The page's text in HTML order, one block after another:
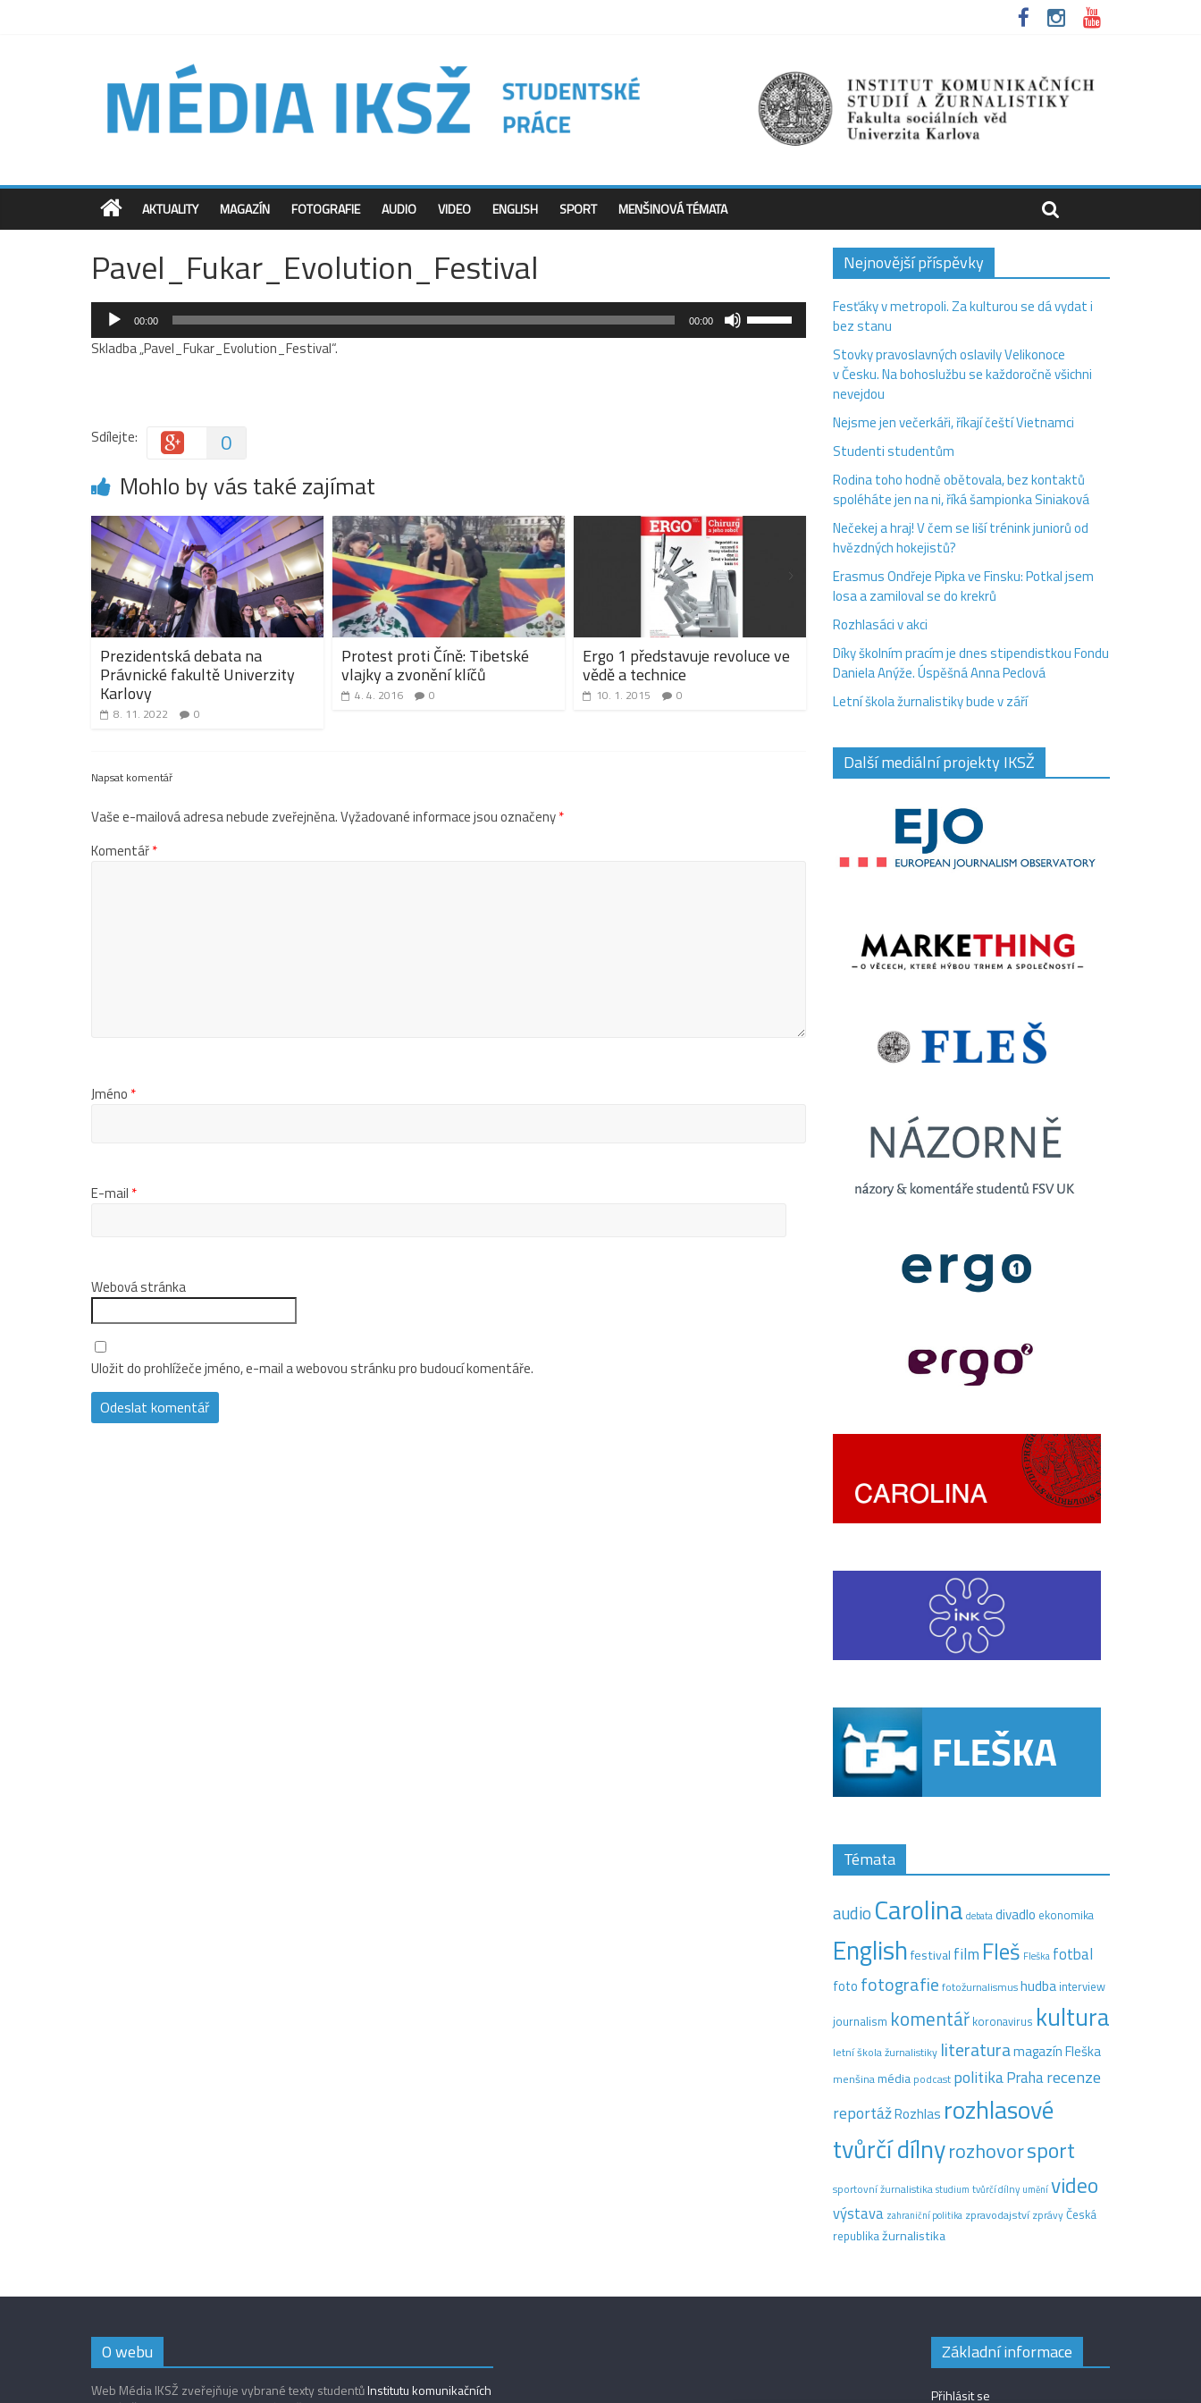
AKTUALITY MAGAZÍN FOTOGRAFIE AUDIO VIDEO ENGLISH SPORT MENŠINOVÁ TÉMATA
Pavel_Fukar_Evolution_Festival
Audio
přehrávač
00:00 00:00
Skladba „Pavel_Fukar_Evolution_Festival“.
Sdílejte: 0
Mohlo by vás také zajímat
Prezidentská debata na
Právnické fakultě Univerzity
Karlovy
8. 11. 2022 0
Protest proti Číně: Tibetské
vlajky a zvonění klíčů
4. 4. 2016 0
Ergo 1 představuje revoluce ve
vědě a technice
10. 1. 2015 0
Napsat komentář
Vaše e-mailová adresa nebude zveřejněna.Vyžadované informace jsou označeny*
Komentář*
Jméno *
E-mail *
Webová stránka
Uložit do prohlížeče jméno, e-mail a webovou stránku pro budoucí komentáře.
Nejnovější příspěvky
Fesťáky v metropoli. Za kulturou se dá vydat i
bez stanu
Stovky pravoslavných oslavily Velikonoce
v Česku. Na bohoslužbu se každoročně všichni
nevejdou
Nejsme jen večerkáři, říkají čeští Vietnamci
Studenti studentům
Rodina toho hodně obětovala, bez kontaktů
spoléháte jen na ni, říká šampionka Siniaková
Nečekej a hraj! V čem se liší trénink juniorů od
hvězdných hokejistů?
Erasmus Ondřeje Pipka ve Finsku: Potkal jsem
losa a zamiloval se do krekrů
Rozhlasáci v akci
Díky školním pracím je dnes stipendistkou Fondu
Daniela Anýže. Úspěšná Anna Peclová
Letní škola žurnalistiky bude v září
Další mediální projekty IKSŽ
Témata
audio Carolina debatadivadlo ekonomika
Englishfestival film Fleš Fleška fotbal
foto fotografie fotožurnalismushudba interview
journalism komentář koronavirus kultura
letní škola žurnalistiky literaturamagazín Fleška
menšinamédia podcast politikaPraharecenze
reportážRozhlas rozhlasové
tvůrčí dílnyrozhovorsport
sportovní žurnalistikastudium tvůrčí dílny uměnívideo
výstava zahraniční politika zpravodajství zprávyČeská
republikažurnalistika
O webu
Web Média IKSŽ zveřejňuje vybrané texty studentůInstitutu komunikačních
Základní informace
Přihlásit se